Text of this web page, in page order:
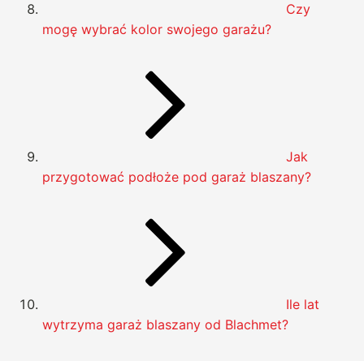
Czy
mogę wybrać kolor swojego garażu?
Jak
przygotować podłoże pod garaż blaszany?
Ile lat
wytrzyma garaż blaszany od Blachmet?